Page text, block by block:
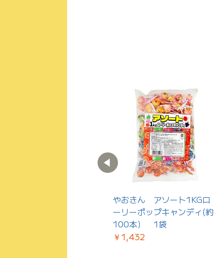
やおきん アソート1KGロ
ーリーポップキャンディ(約
100本） 1袋
￥1,432